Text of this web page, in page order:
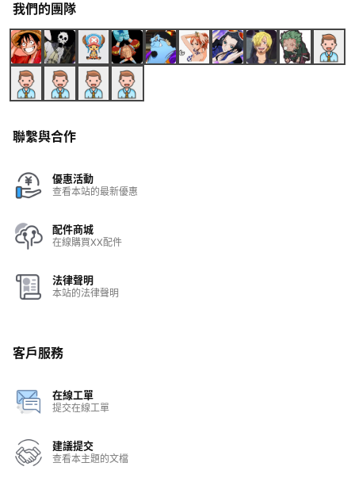
我們的團隊
聯繫與合作
優惠活動
查看本站的最新優惠
配件商城
在線購買XX配件
法律聲明
本站的法律聲明
客戶服務
在線工單
提交在線工單
建議提交
查看本主題的文檔